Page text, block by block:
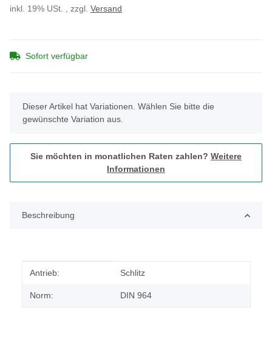
inkl. 19% USt. , zzgl. Versand
Sofort verfügbar
x
Dieser Artikel hat Variationen. Wählen Sie bitte die
gewünschte Variation aus.
Sie möchten in monatlichen Raten zahlen? Weitere
Informationen
Beschreibung
Produkteigenschaft
Wert
Antrieb: Schlitz
Norm: DIN 964